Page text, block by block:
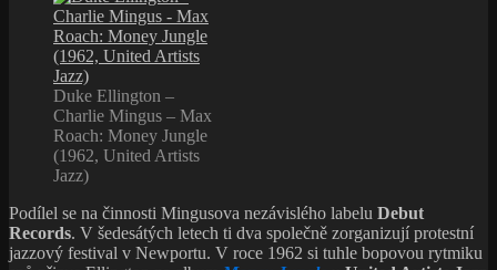
Duke Ellington –
Charlie Mingus – Max
Roach: Money Jungle
(1962, United Artists
Jazz)
Podílel se na činnosti Mingusova nezávislého labelu Debut
Records. V šedesátých letech ti dva společně zorganizují protestní
jazzový festival v Newportu. V roce 1962 si tuhle bopovou rytmiku